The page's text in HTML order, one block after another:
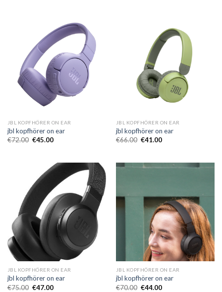
JBL KOPFHÖRER ON EAR
jbl kopfhörer on ear
€72.00 €45.00
JBL KOPFHÖRER ON EAR
jbl kopfhörer on ear
€66.00 €41.00
JBL KOPFHÖRER ON EAR
jbl kopfhörer on ear
€75.00 €47.00
JBL KOPFHÖRER ON EAR
jbl kopfhörer on ear
€70.00 €44.00